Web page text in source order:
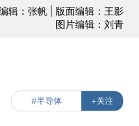
辑：张帆 | 版面编辑：王影
图片编辑：刘青
#半导体 +关注